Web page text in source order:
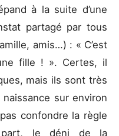
à la suite d’une
partagé par tous
amis…) : « C’est
fille ! ». Certes, il
mais ils sont très
naissance sur environ
confondre la règle
part, le déni de la